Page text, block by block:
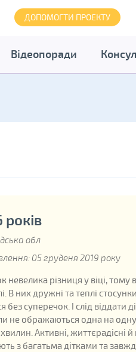
ДОПОМОГТИ ПРОЕКТУ
Відеопоради
років
обл
05 груденя 2019 року
невелика різниця у віці,
В них дружні та теплі
без суперечок. І слід віддати
не ображаються одна на
Активні, життєрадісні й
з багатьма дітками та